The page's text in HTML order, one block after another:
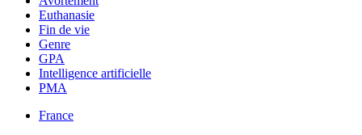
Euthanasie
Fin de vie
Genre
GPA
Intelligence artificielle
PMA
France